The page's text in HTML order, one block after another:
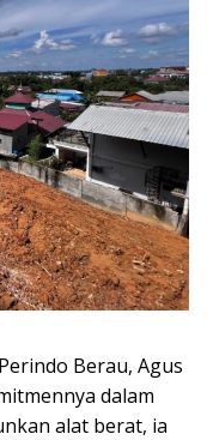
Berau, Agus
dalam
alat berat, ia